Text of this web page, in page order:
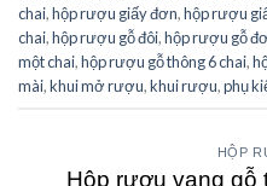
chai,hộp rượu giấy đơn,hộp rượu
chai,hộp rượu gỗ đôi,hộp rượu gỗ
một chai,hộp rượu gỗ thông 6 chai,
mài,khui mở rượu,khui rượu,phụ
HỘP
Hộp rượu vang gỗ